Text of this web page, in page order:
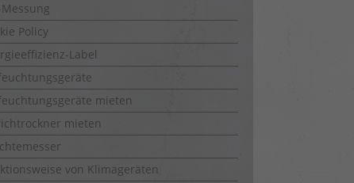
Policy
Label
mieten
mieten
von Klimageräten